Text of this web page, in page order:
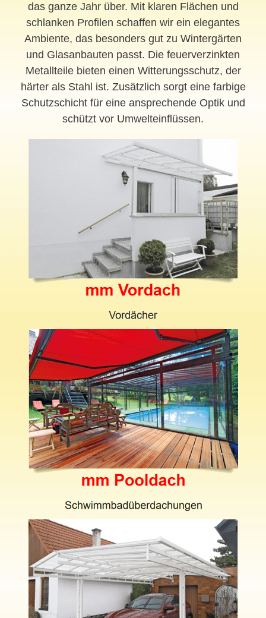
das ganze Jahr über. Mit klaren Flächen und
schlanken Profilen schaffen wir ein elegantes
Ambiente, das besonders gut zu Wintergärten
und Glasanbauten passt. Die feuerverzinkten
Metallteile bieten einen Witterungsschutz, der
härter als Stahl ist. Zusätzlich sorgt eine farbige
Schutzschicht für eine ansprechende Optik und
schützt vor Umwelteinflüssen.